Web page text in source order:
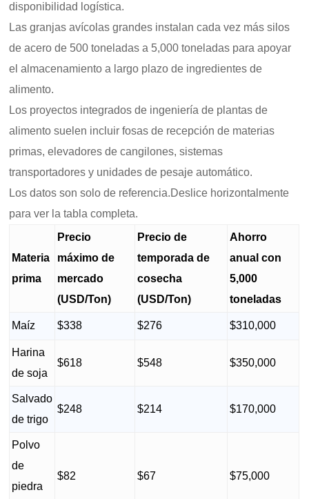
disponibilidad logística.
Las granjas avícolas grandes instalan cada vez más silos
de acero de 500 toneladas a 5,000 toneladas para apoyar
el almacenamiento a largo plazo de ingredientes de
alimento.
Los proyectos integrados de ingeniería de plantas de
alimento suelen incluir fosas de recepción de materias
primas, elevadores de cangilones, sistemas
transportadores y unidades de pesaje automático.
Los datos son solo de referencia.Deslice horizontalmente
para ver la tabla completa.
Materia
prima
Precio
máximo de
mercado
(USD/Ton)
Precio de
temporada de
cosecha
(USD/Ton)
Ahorro
anual con
5,000
toneladas
Maíz $338 $276 $310,000
Harina
de soja
$618 $548 $350,000
Salvado
de trigo
$248 $214 $170,000
Polvo
de
piedra
$82 $67 $75,000